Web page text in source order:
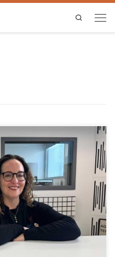
Search
da UMinho lidera cinco projetos do
inteligentes. De pensos para
de pesca recicladas, a inovação